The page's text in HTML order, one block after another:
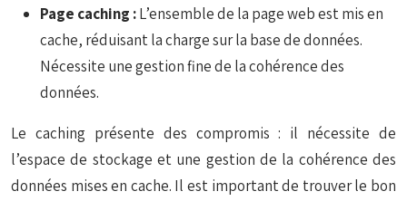
Page caching :L’ensemble de la page web est mis en
cache, réduisant la charge sur la base de données.
Nécessite une gestion fine de la cohérence des
données.
Le caching présente des compromis : il nécessite de
l’espace de stockage et une gestion de la cohérence des
données mises en cache. Il est important de trouver le bon